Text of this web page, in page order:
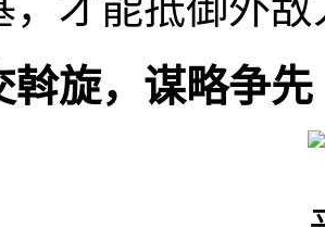
斡旋，谋略争先